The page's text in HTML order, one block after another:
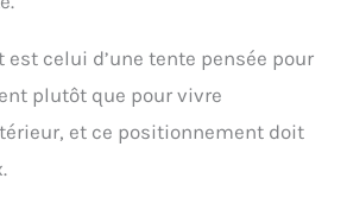
est celui d’une tente pensée pour
plutôt que pour vivre
et ce positionnement doit